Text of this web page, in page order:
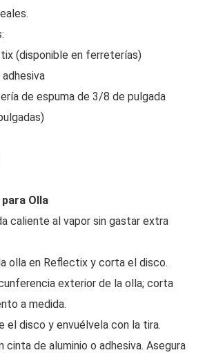
(disponible en ferreterías)
de espuma de 3/8 de pulgada
Olla
caliente al vapor sin gastar extra
olla en Reflectix y corta el disco.
exterior de la olla; corta
a medida.
el disco y envuélvela con la tira.
cinta de aluminio o adhesiva. Asegura